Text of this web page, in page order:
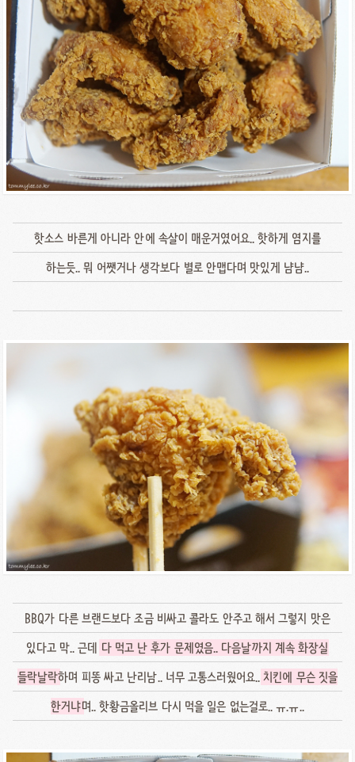
핫소스 바른게 아니라 안에 속살이 매운거였어요.. 핫하게 염지를
하는듯.. 뭐 어쨋거나 생각보다 별로 안맵다며 맛있게 냠냠..
BBQ가 다른 브랜드보다 조금 비싸고 콜라도 안주고 해서 그렇지 맛은
있다고 막.. 근데 다 먹고 난 후가 문제였음.. 다음날까지 계속 화장실
들락날락하며 피똥 싸고 난리남.. 너무 고통스러웠어요..치킨에 무슨 짓을
한거냐며.. 핫황금올리브 다시 먹을 일은 없는걸로.. ㅠ.ㅠ..